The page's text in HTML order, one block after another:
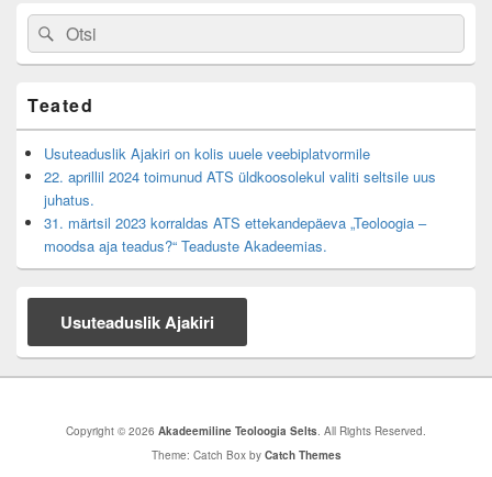
Primary
Sidebar
Widget
Area
Search
for:
Search
Teated
Usuteaduslik Ajakiri on kolis uuele veebiplatvormile
22. aprillil 2024 toimunud ATS üldkoosolekul valiti seltsile uus
juhatus.
31. märtsil 2023 korraldas ATS ettekandepäeva „Teoloogia –
moodsa aja teadus?“ Teaduste Akadeemias.
Usuteaduslik Ajakiri
Copyright © 2026 Akadeemiline Teoloogia Selts. All Rights Reserved.
Theme: Catch Box by Catch Themes